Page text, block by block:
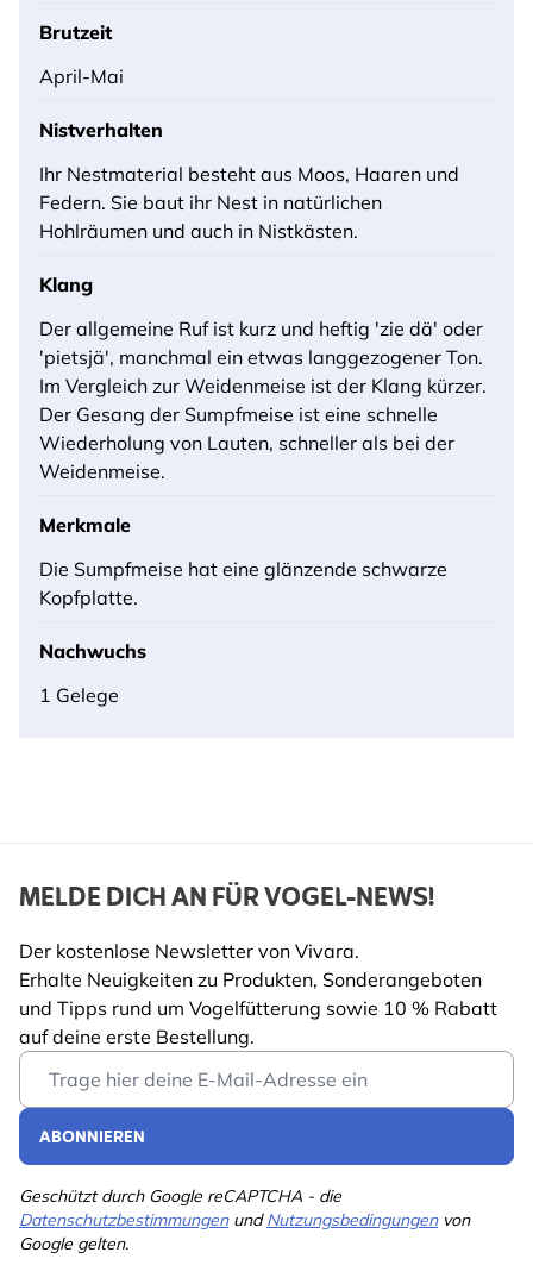
Brutzeit
April-Mai
Nistverhalten
Ihr Nestmaterial besteht aus Moos, Haaren und
Federn. Sie baut ihr Nest in natürlichen
Hohlräumen und auch in Nistkästen.
Klang
Der allgemeine Ruf ist kurz und heftig 'zie dä' oder
'pietsjä', manchmal ein etwas langgezogener Ton.
Im Vergleich zur Weidenmeise ist der Klang kürzer.
Der Gesang der Sumpfmeise ist eine schnelle
Wiederholung von Lauten, schneller als bei der
Weidenmeise.
Merkmale
Die Sumpfmeise hat eine glänzende schwarze
Kopfplatte.
Nachwuchs
1 Gelege
MELDE DICH AN FÜR VOGEL-NEWS!
Der kostenlose Newsletter von Vivara.
Erhalte Neuigkeiten zu Produkten, Sonderangeboten
und Tipps rund um Vogelfütterung sowie 10 % Rabatt
auf deine erste Bestellung.
Email Address
ABONNIEREN
Geschützt durch Google reCAPTCHA - die
DatenschutzbestimmungenundNutzungsbedingungenvon
Google gelten.